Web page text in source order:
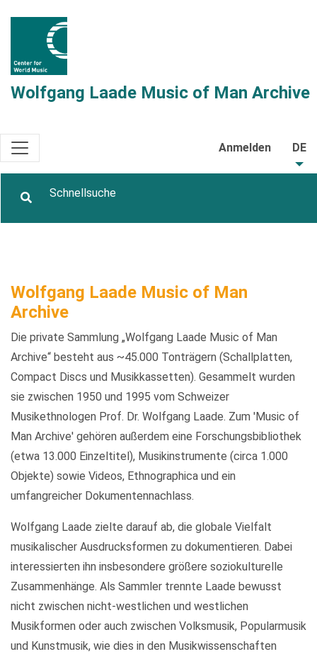
Wolfgang Laade Music of Man Archive
Anmelden DE
Wolfgang Laade Music of Man
Archive
Die private Sammlung „Wolfgang Laade Music of Man
Archive“ besteht aus ~45.000 Tonträgern (Schallplatten,
Compact Discs und Musikkassetten). Gesammelt wurden
sie zwischen 1950 und 1995 vom Schweizer
Musikethnologen Prof. Dr. Wolfgang Laade. Zum 'Music of
Man Archive' gehören außerdem eine Forschungsbibliothek
(etwa 13.000 Einzeltitel), Musikinstrumente (circa 1.000
Objekte) sowie Videos, Ethnographica und ein
umfangreicher Dokumentennachlass.
Wolfgang Laade zielte darauf ab, die globale Vielfalt
musikalischer Ausdrucksformen zu dokumentieren. Dabei
interessierten ihn insbesondere größere soziokulturelle
Zusammenhänge. Als Sammler trennte Laade bewusst
nicht zwischen nicht-westlichen und westlichen
Musikformen oder auch zwischen Volksmusik, Popularmusik
und Kunstmusik, wie dies in den Musikwissenschaften